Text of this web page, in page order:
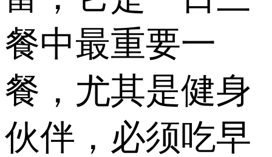
餐中最重要一
餐，尤其是健身
伙伴，必须吃早